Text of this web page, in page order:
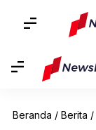
Beranda / Berita /